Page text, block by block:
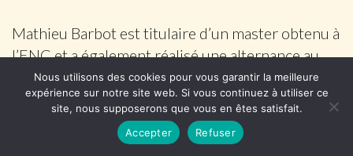
Mathieu Barbot est titulaire d’un master obtenu à
l’ENC et a également réalisé une alternance au
sein des Compagnons du Tour de France en tant
que chargé de communication.
Salomé Le Barbier est nommée
Nous utilisons des cookies pour vous garantir la meilleure
expérience sur notre site web. Si vous continuez à utiliser ce
site, nous supposerons que vous en êtes satisfait.
Accepter
Refuser